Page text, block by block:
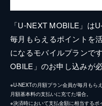
「U-NEXT MOBILE」は
毎月もらえるポイントを
になるモバイルプランで
OBILE」のお申し込みが
※U-NEXTの月額プラン会員が毎月もら
月額基本料の支払いに充てた場合。
※決済時において支払金額に相当する